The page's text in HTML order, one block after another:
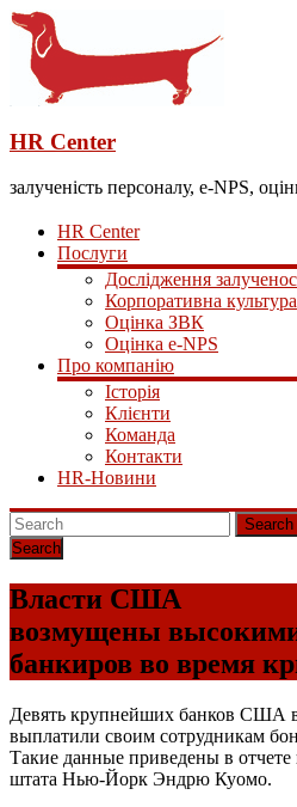
HR Center
залученість персоналу, e-NPS,
HR Center
Послуги
Дослідження
Корпоративна культура
Оцінка ЗВК
Оцінка e-NPS
Про компанію
Історія
Клієнти
Команда
Контакти
HR-Новини
Search
Власти США
возмущены
банкиров во время
Девять крупнейших банков США в
выплатили своим сотрудникам
Такие данные приведены в отчете
штата Нью-Йорк Эндрю Куомо.